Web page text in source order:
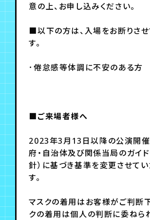
意の上、お申し込みください。
■以下の方は、入場をお断りさ
す。
･倦怠感等体調に不安のある方
■ご来場者様へ
2023年3月13日以降の公演開
府・自治体及び関係当局のガイド
針）に基づき基準を変更させて
す。
マスクの着用はお客様がご判断
クの着用は個人の判断に委ねら